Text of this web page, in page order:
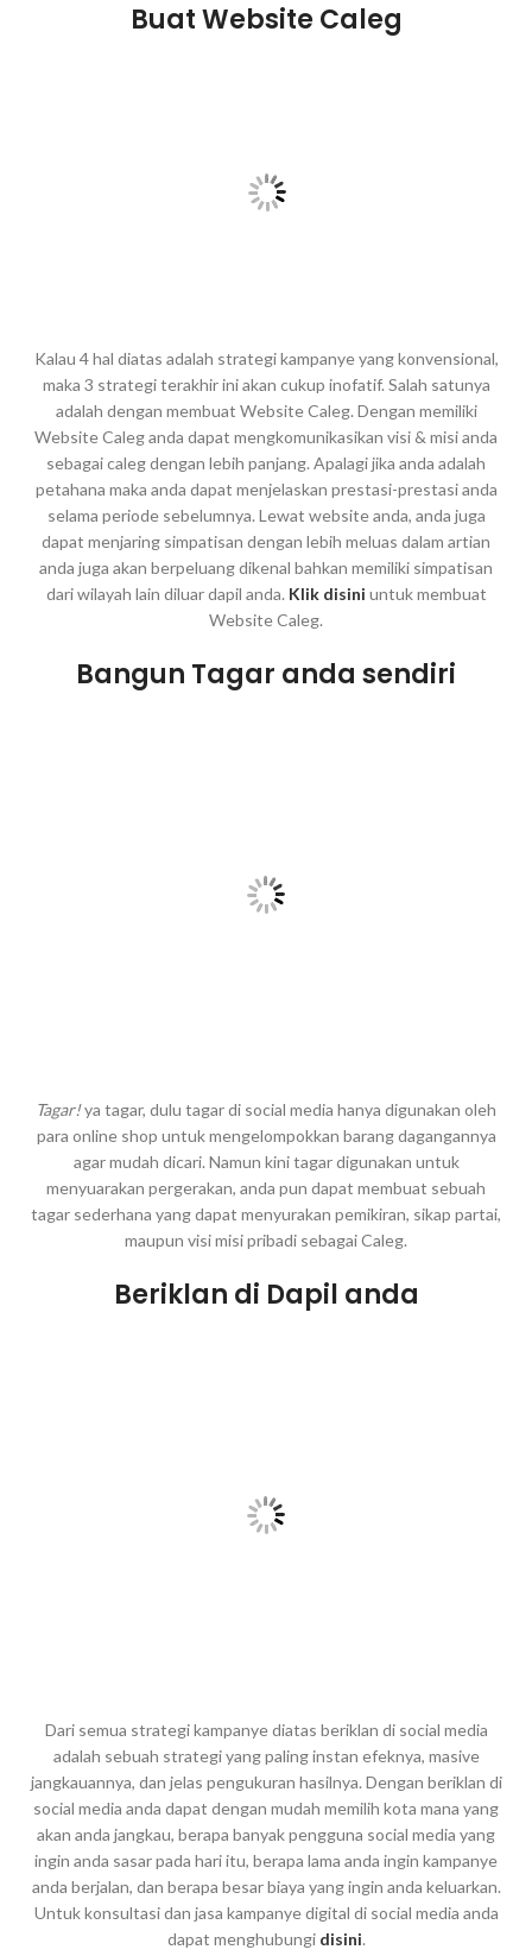
Buat Website Caleg
Kalau 4 hal diatas adalah strategi kampanye yang konvensional,
maka 3 strategi terakhir ini akan cukup inofatif. Salah satunya
adalah dengan membuat Website Caleg. Dengan memiliki
Website Caleg anda dapat mengkomunikasikan visi & misi anda
sebagai caleg dengan lebih panjang. Apalagi jika anda adalah
petahana maka anda dapat menjelaskan prestasi-prestasi anda
selama periode sebelumnya. Lewat website anda, anda juga
dapat menjaring simpatisan dengan lebih meluas dalam artian
anda juga akan berpeluang dikenal bahkan memiliki simpatisan
dari wilayah lain diluar dapil anda. Klik disini untuk membuat
Website Caleg.
Bangun Tagar anda sendiri
Tagar!ya tagar, dulu tagar di social media hanya digunakan oleh
para online shop untuk mengelompokkan barang dagangannya
agar mudah dicari. Namun kini tagar digunakan untuk
menyuarakan pergerakan, anda pun dapat membuat sebuah
tagar sederhana yang dapat menyurakan pemikiran, sikap partai,
maupun visi misi pribadi sebagai Caleg.
Beriklan di Dapil anda
Dari semua strategi kampanye diatas beriklan di social media
adalah sebuah strategi yang paling instan efeknya, masive
jangkauannya, dan jelas pengukuran hasilnya. Dengan beriklan di
social media anda dapat dengan mudah memilih kota mana yang
akan anda jangkau, berapa banyak pengguna social media yang
ingin anda sasar pada hari itu, berapa lama anda ingin kampanye
anda berjalan, dan berapa besar biaya yang ingin anda keluarkan.
Untuk konsultasi dan jasa kampanye digital di social media anda
dapat menghubungi disini.